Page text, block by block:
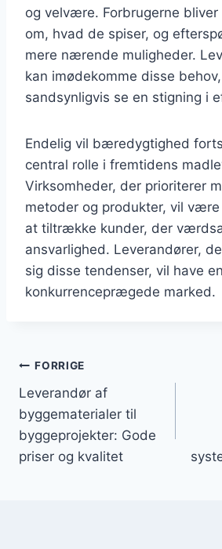
og velvære. Forbrugerne
om, hvad de spiser, og
mere nærende muligheder.
kan imødekomme disse
sandsynligvis se en stigning i
Endelig vil bæredygtighed
central rolle i fremtidens
Virksomheder, der prioriterer
metoder og produkter, vil
at tiltrække kunder, der
ansvarlighed. Leverandører,
sig disse tendenser, vil have
konkurrenceprægede marked.
Indlægsnavigation
FORRIGE
Leverandør af
byggematerialer til
byggeprojekter: Gode
priser og kvalitet